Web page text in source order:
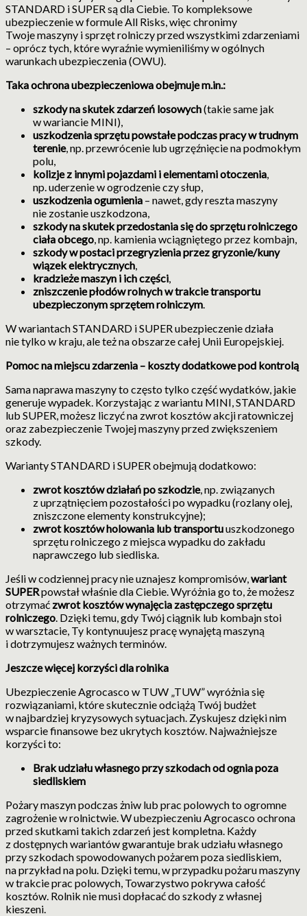
STANDARD i SUPER są dla Ciebie. To kompleksowe
ubezpieczenie w formule All Risks, więc chronimy
Twoje maszyny i sprzęt rolniczy przed wszystkimi zdarzeniami
– oprócz tych, które wyraźnie wymieniliśmy w ogólnych
warunkach ubezpieczenia (OWU).
Taka ochrona ubezpieczeniowa obejmuje m.in.:
szkody na skutek zdarzeń losowych(takie same jak
w wariancie MINI),
uszkodzenia sprzętu powstałe podczas pracy w trudnym
terenie, np. przewrócenie lub ugrzęźnięcie na podmokłym
polu,
kolizje z innymi pojazdami i elementami otoczenia,
np. uderzenie w ogrodzenie czy słup,
uszkodzenia ogumienia – nawet, gdy reszta maszyny
nie zostanie uszkodzona,
szkody na skutek przedostania się do sprzętu rolniczego
ciała obcego, np. kamienia wciągniętego przez kombajn,
szkody w postaci przegryzienia przez gryzonie/kuny
wiązek elektrycznych,
kradzieże maszyn i ich części,
zniszczenie płodów rolnych w trakcie transportu
ubezpieczonym sprzętem rolniczym.
W wariantach STANDARD i SUPER ubezpieczenie działa
nie tylko w kraju, ale też na obszarze całej Unii Europejskiej.
Pomoc na miejscu zdarzenia – koszty dodatkowe pod kontrolą
Sama naprawa maszyny to często tylko część wydatków, jakie
generuje wypadek. Korzystając z wariantu MINI, STANDARD
lub SUPER, możesz liczyć na zwrot kosztów akcji ratowniczej
oraz zabezpieczenie Twojej maszyny przed zwiększeniem
szkody.
Warianty STANDARD i SUPER obejmują dodatkowo:
zwrot kosztów działań po szkodzie, np. związanych
z uprzątnięciem pozostałości po wypadku (rozlany olej,
zniszczone elementy konstrukcyjne);
zwrot kosztów holowania lub transportuuszkodzonego
sprzętu rolniczego z miejsca wypadku do zakładu
naprawczego lub siedliska.
Jeśli w codziennej pracy nie uznajesz kompromisów,wariant
SUPERpowstał właśnie dla Ciebie. Wyróżnia go to, że możesz
otrzymać zwrot kosztów wynajęcia zastępczego sprzętu
rolniczego. Dzięki temu, gdy Twój ciągnik lub kombajn stoi
w warsztacie, Ty kontynuujesz pracę wynajętą maszyną
i dotrzymujesz ważnych terminów.
Jeszcze więcej korzyści dla rolnika
Ubezpieczenie Agrocasco w TUW „TUW” wyróżnia się
rozwiązaniami, które skutecznie odciążą Twój budżet
w najbardziej kryzysowych sytuacjach. Zyskujesz dzięki nim
wsparcie finansowe bez ukrytych kosztów. Najważniejsze
korzyści to:
Brak udziału własnego przy szkodach od ognia poza
siedliskiem
Pożary maszyn podczas żniw lub prac polowych to ogromne
zagrożenie w rolnictwie. W ubezpieczeniu Agrocasco ochrona
przed skutkami takich zdarzeń jest kompletna. Każdy
z dostępnych wariantów gwarantuje brak udziału własnego
przy szkodach spowodowanych pożarem poza siedliskiem,
na przykład na polu. Dzięki temu, w przypadku pożaru maszyny
w trakcie prac polowych, Towarzystwo pokrywa całość
kosztów. Rolnik nie musi dopłacać do szkody z własnej
kieszeni.